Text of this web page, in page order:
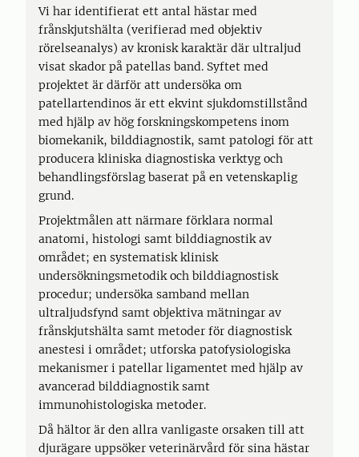
Vi har identifierat ett antal hästar med
frånskjutshälta (verifierad med objektiv
rörelseanalys) av kronisk karaktär där ultraljud
visat skador på patellas band. Syftet med
projektet är därför att undersöka om
patellartendinos är ett ekvint sjukdomstillstånd
med hjälp av hög forskningskompetens inom
biomekanik, bilddiagnostik, samt patologi för att
producera kliniska diagnostiska verktyg och
behandlingsförslag baserat på en vetenskaplig
grund.
Projektmålen att närmare förklara normal
anatomi, histologi samt bilddiagnostik av
området; en systematisk klinisk
undersökningsmetodik och bilddiagnostisk
procedur; undersöka samband mellan
ultraljudsfynd samt objektiva mätningar av
frånskjutshälta samt metoder för diagnostisk
anestesi i området; utforska patofysiologiska
mekanismer i patellar ligamentet med hjälp av
avancerad bilddiagnostik samt
immunohistologiska metoder.
Då hältor är den allra vanligaste orsaken till att
djurägare uppsöker veterinärvård för sina hästar